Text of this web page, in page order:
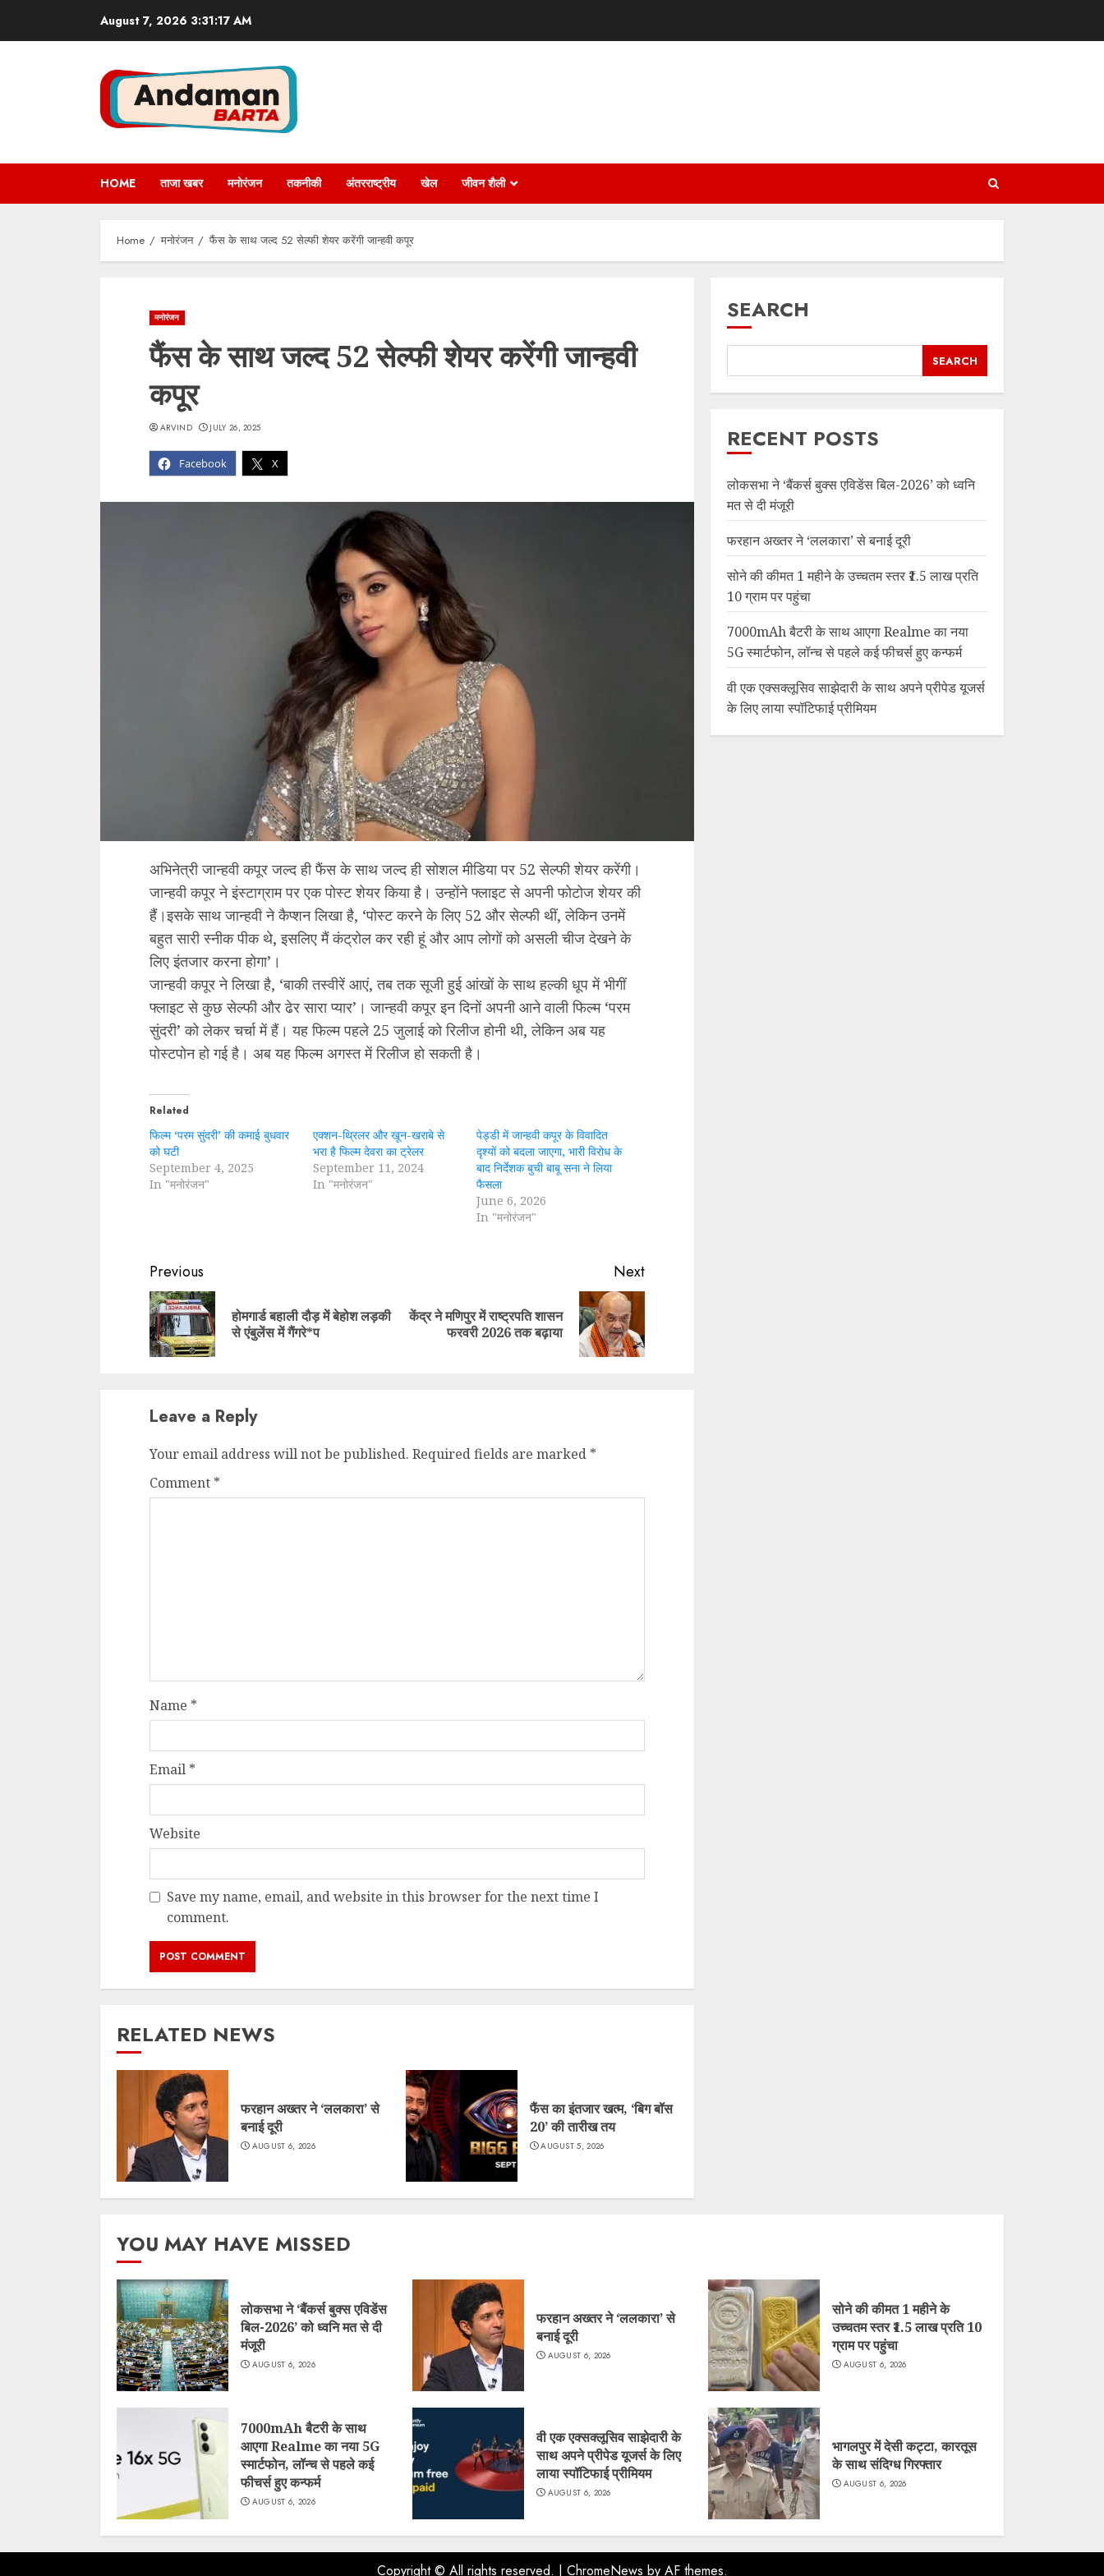
August 7, 2026 3:31:18 AM
HOME ताजा खबर मनोरंजन तकनीकी अंतरराष्ट्रीय खेल जीवन शैली
Home मनोरंजन फैंस के साथ जल्द 52 सेल्फी शेयर करेंगी जान्हवी कपूर
मनोरंजन
फैंस के साथ जल्द 52 सेल्फी शेयर करेंगी जान्हवी
कपूर
Facebook X
ARVIND JULY 26, 2025
अभिनेत्री जान्हवी कपूर जल्द ही फैंस के साथ जल्द ही सोशल मीडिया पर 52 सेल्फी शेयर करेंगी।
जान्हवी कपूर ने इंस्टाग्राम पर एक पोस्ट शेयर किया है। उन्होंने फ्लाइट से अपनी फोटोज शेयर की
हैं।इसके साथ जान्हवी ने कैप्शन लिखा है, ‘पोस्ट करने के लिए 52 और सेल्फी थीं, लेकिन उनमें
बहुत सारी स्नीक पीक थे, इसलिए मैं कंट्रोल कर रही हूं और आप लोगों को असली चीज देखने के
लिए इंतजार करना होगा’।
जान्हवी कपूर ने लिखा है, ‘बाकी तस्वीरें आएं, तब तक सूजी हुई आंखों के साथ हल्की धूप में भीगीं
फ्लाइट से कुछ सेल्फी और ढेर सारा प्यार’। जान्हवी कपूर इन दिनों अपनी आने वाली फिल्म ‘परम
सुंदरी’ को लेकर चर्चा में हैं। यह फिल्म पहले 25 जुलाई को रिलीज होनी थी, लेकिन अब यह
पोस्टपोन हो गई है। अब यह फिल्म अगस्त में रिलीज हो सकती है।
Related
फिल्म ‘परम सुंदरी’ की कमाई बुधवार
को घटी
September 4, 2025
In "मनोरंजन"
एक्शन-थ्रिलर और खून-खराबे से
भरा है फिल्म देवरा का ट्रेलर
September 11, 2024
In "मनोरंजन"
पेड्डी में जान्हवी कपूर के विवादित
दृश्यों को बदला जाएगा, भारी विरोध के
बाद निर्देशक बुची बाबू सना ने लिया
फैसला
June 6, 2026
In "मनोरंजन"
Continue
Reading
Previous
Previous
होमगार्ड बहाली दौड़ में बेहोश लड़की
से एंबुलेंस में गैंगरे*प
Next
Next
केंद्र ने मणिपुर में राष्ट्रपति शासन
फरवरी 2026 तक बढ़ाया
Leave a Reply
Your email address will not be published. Required fields are marked *
Comment *
Name *
Email *
Website
Save my name, email, and website in this browser for the next time I
comment.
RELATED NEWS
फरहान अख्तर ने ‘ललकारा’ से
बनाई दूरी
AUGUST 6, 2026
फैंस का इंतजार खत्म, ‘बिग बॉस
20’ की तारीख तय
AUGUST 5, 2026
SEARCH
SEARCH
RECENT POSTS
लोकसभा ने ‘बैंकर्स बुक्स एविडेंस बिल-2026’ को ध्वनि
मत से दी मंजूरी
फरहान अख्तर ने ‘ललकारा’ से बनाई दूरी
सोने की कीमत 1 महीने के उच्चतम स्तर ₹1.5 लाख प्रति
10 ग्राम पर पहुंचा
7000mAh बैटरी के साथ आएगा Realme का नया
5G स्मार्टफोन, लॉन्च से पहले कई फीचर्स हुए कन्फर्म
वी एक एक्सक्लूसिव साझेदारी के साथ अपने प्रीपेड यूजर्स
के लिए लाया स्पॉटिफाई प्रीमियम
YOU MAY HAVE MISSED
लोकसभा ने ‘बैंकर्स बुक्स एविडेंस
बिल-2026’ को ध्वनि मत से दी
मंजूरी
AUGUST 6, 2026
फरहान अख्तर ने ‘ललकारा’ से
बनाई दूरी
AUGUST 6, 2026
सोने की कीमत 1 महीने के
उच्चतम स्तर ₹1.5 लाख प्रति 10
ग्राम पर पहुंचा
AUGUST 6, 2026
7000mAh बैटरी के साथ
आएगा Realme का नया 5G
स्मार्टफोन, लॉन्च से पहले कई
फीचर्स हुए कन्फर्म
AUGUST 6, 2026
वी एक एक्सक्लूसिव साझेदारी के
साथ अपने प्रीपेड यूजर्स के लिए
लाया स्पॉटिफाई प्रीमियम
AUGUST 6, 2026
भागलपुर में देसी कट्टा, कारतूस
के साथ संदिग्ध गिरफ्तार
AUGUST 6, 2026
Copyright © All rights reserved. | ChromeNews by AF themes.